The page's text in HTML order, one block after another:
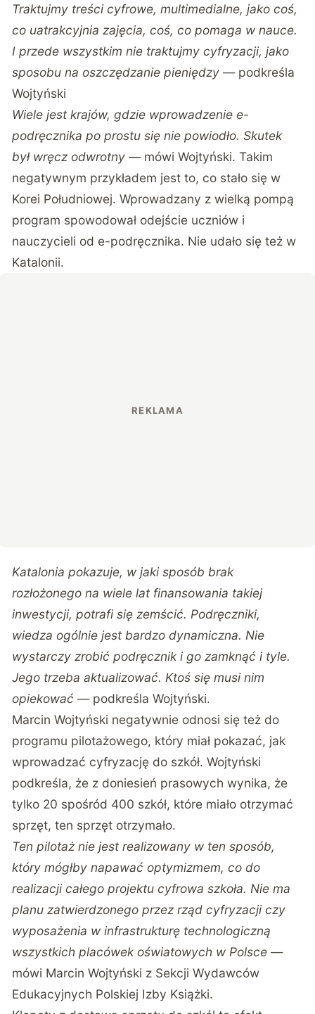
Traktujmy treści cyfrowe, multimedialne, jako coś,
co uatrakcyjnia zajęcia, coś, co pomaga w nauce.
I przede wszystkim nie traktujmy cyfryzacji, jako
sposobu na oszczędzanie pieniędzy — podkreśla
Wojtyński
Wiele jest krajów, gdzie wprowadzenie e-
podręcznika po prostu się nie powiodło. Skutek
był wręcz odwrotny — mówi Wojtyński. Takim
negatywnym przykładem jest to, co stało się w
Korei Południowej. Wprowadzany z wielką pompą
program spowodował odejście uczniów i
nauczycieli od e-podręcznika. Nie udało się też w
Katalonii.
Katalonia pokazuje, w jaki sposób brak
rozłożonego na wiele lat finansowania takiej
inwestycji, potrafi się zemścić. Podręczniki,
wiedza ogólnie jest bardzo dynamiczna. Nie
wystarczy zrobić podręcznik i go zamknąć i tyle.
Jego trzeba aktualizować. Ktoś się musi nim
opiekować — podkreśla Wojtyński.
Marcin Wojtyński negatywnie odnosi się też do
programu pilotażowego, który miał pokazać, jak
wprowadzać cyfryzację do szkół. Wojtyński
podkreśla, że z doniesień prasowych wynika, że
tylko 20 spośród 400 szkół, które miało otrzymać
sprzęt, ten sprzęt otrzymało.
Ten pilotaż nie jest realizowany w ten sposób,
który mógłby napawać optymizmem, co do
realizacji całego projektu cyfrowa szkoła. Nie ma
planu zatwierdzonego przez rząd cyfryzacji czy
wyposażenia w infrastrukturę technologiczną
wszystkich placówek oświatowych w Polsce —
mówi Marcin Wojtyński z Sekcji Wydawców
Edukacyjnych Polskiej Izby Książki.